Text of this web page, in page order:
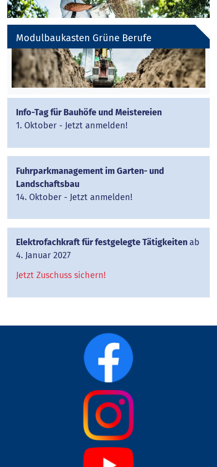
Modulbaukasten Grüne Berufe
Info-Tag für Bauhöfe und Meistereien
1. Oktober - Jetzt anmelden!
Fuhrparkmanagement im Garten- und
Landschaftsbau
14. Oktober - Jetzt anmelden!
Elektrofachkraft für festgelegte Tätigkeiten ab
4. Januar 2027
Jetzt Zuschuss sichern!